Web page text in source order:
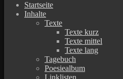
Startseite
Inhalte
Texte
Texte kurz
Texte mittel
Texte lang
Tagebuch
Poesiealbum